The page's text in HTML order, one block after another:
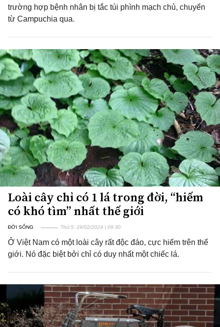
trường hợp bệnh nhân bị tắc túi phình mạch chủ, chuyển
từ Campuchia qua.
Loài cây chỉ có 1 lá trong đời, “hiếm
có khó tìm” nhất thế giới
ĐỜI SỐNG Thứ 5, 29/02/2024 | 09:30
Ở Việt Nam có một loài cây rất độc đáo, cực hiếm trên thế
giới. Nó đặc biệt bởi chỉ có duy nhất một chiếc lá.